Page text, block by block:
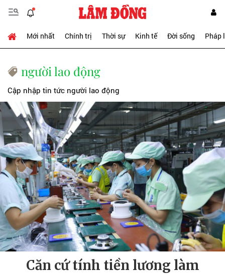
Mới nhất Chính trị Thời sự Kinh tế Đời sống Pháp
người lao động
Cập nhập tin tức người lao động
Căn cứ tính tiền lương làm